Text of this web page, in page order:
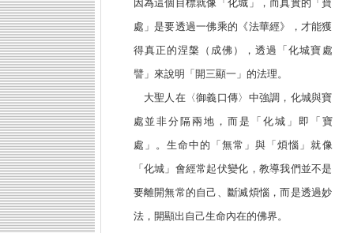
因為這個目標就像「化城」，而真實的「寶
處」是要透過一佛乘的《法華經》，才能獲
得真正的涅槃（成佛），透過「化城寶處
譬」來說明「開三顯一」的法理。
大聖人在〈御義口傳〉中強調，化城與寶
處並非分隔兩地，而是「化城」即「寶
處」。生命中的「無常」與「煩惱」就像
「化城」會經常起伏變化，教導我們並不是
要離開無常的自己、斷滅煩惱，而是透過妙
法，開顯出自己生命內在的佛界。